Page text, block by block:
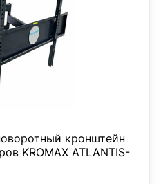
кронштейн
KROMAX ATLANTIS-